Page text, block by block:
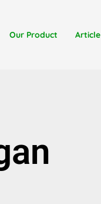
Our Product Article